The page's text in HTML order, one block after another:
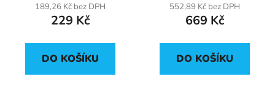
189,26 Kč bez DPH
229 Kč
DO KOŠÍKU
552,89 Kč bez DPH
669 Kč
DO KOŠÍKU